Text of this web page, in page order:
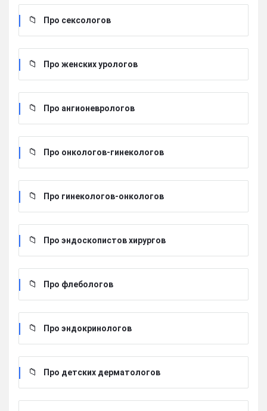
Про сексологов
Про женских урологов
Про ангионеврологов
Про онкологов-гинекологов
Про гинекологов-онкологов
Про эндоскопистов хирургов
Про флебологов
Про эндокринологов
Про детских дерматологов